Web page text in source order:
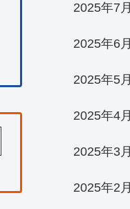
2025年7月
2025年6月
2025年5月
2025年4月
2025年3月
2025年2月